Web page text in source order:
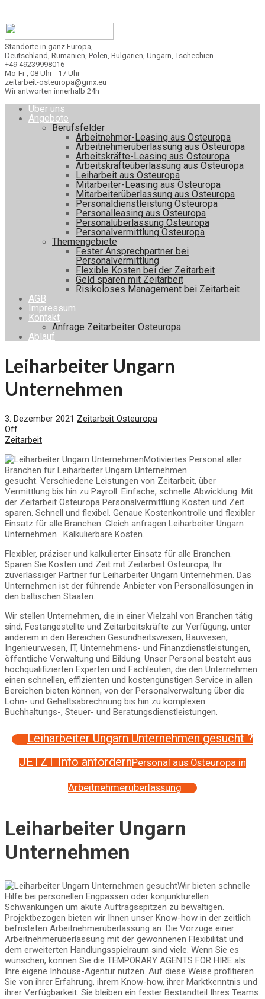
Standorte in ganz Europa,
Deutschland, Rumänien, Polen, Bulgarien, Ungarn, Tschechien
+49 49239998016
Mo-Fr , 08 Uhr - 17 Uhr
zeitarbeit-osteuropa@gmx.eu
Wir antworten innerhalb 24h
Über uns
Angebote
Berufsfelder
Arbeitnehmer-Leasing aus Osteuropa
Arbeitnehmerüberlassung aus Osteuropa
Arbeitskräfte-Leasing aus Osteuropa
Arbeitskräfteüberlassung aus Osteuropa
Leiharbeit aus Osteuropa
Mitarbeiter-Leasing aus Osteuropa
Mitarbeiterüberlassung aus Osteuropa
Personaldienstleistung Osteuropa
Personalleasing aus Osteuropa
Personalüberlassung Osteuropa
Personalvermittlung Osteuropa
Themengebiete
Fester Ansprechpartner bei
Personalvermittlung
Flexible Kosten bei der Zeitarbeit
Geld sparen mit Zeitarbeit
Risikoloses Management bei Zeitarbeit
AGB
Impressum
Kontakt
Anfrage Zeitarbeiter Osteuropa
Ablauf
Leiharbeiter Ungarn
Unternehmen
3. Dezember 2021 Zeitarbeit Osteuropa
Off
Zeitarbeit
Motiviertes Personal aller
Branchen für Leiharbeiter Ungarn Unternehmen
gesucht. Verschiedene Leistungen von Zeitarbeit, über
Vermittlung bis hin zu Payroll. Einfache, schnelle Abwicklung. Mit
der Zeitarbeit Osteuropa Personalvermittlung Kosten und Zeit
sparen. Schnell und flexibel. Genaue Kostenkontrolle und flexibler
Einsatz für alle Branchen. Gleich anfragen Leiharbeiter Ungarn
Unternehmen . Kalkulierbare Kosten.
Flexibler, präziser und kalkulierter Einsatz für alle Branchen.
Sparen Sie Kosten und Zeit mit Zeitarbeit Osteuropa, Ihr
zuverlässiger Partner für Leiharbeiter Ungarn Unternehmen. Das
Unternehmen ist der führende Anbieter von Personallösungen in
den baltischen Staaten.
Wir stellen Unternehmen, die in einer Vielzahl von Branchen tätig
sind, Festangestellte und Zeitarbeitskräfte zur Verfügung, unter
anderem in den Bereichen Gesundheitswesen, Bauwesen,
Ingenieurwesen, IT, Unternehmens- und Finanzdienstleistungen,
öffentliche Verwaltung und Bildung. Unser Personal besteht aus
hochqualifizierten Experten und Fachleuten, die den Unternehmen
einen schnellen, effizienten und kostengünstigen Service in allen
Bereichen bieten können, von der Personalverwaltung über die
Lohn- und Gehaltsabrechnung bis hin zu komplexen
Buchhaltungs-, Steuer- und Beratungsdienstleistungen.
Leiharbeiter Ungarn Unternehmen gesucht ?
JETZT Info anfordernPersonal aus Osteuropa in
Arbeitnehmerüberlassung
Leiharbeiter Ungarn
Unternehmen
Wir bieten schnelle
Hilfe bei personellen Engpässen oder konjunkturellen
Schwankungen um akute Auftragsspitzen zu bewältigen.
Projektbezogen bieten wir Ihnen unser Know-how in der zeitlich
befristeten Arbeitnehmerüberlassung an. Die Vorzüge einer
Arbeitnehmerüberlassung mit der gewonnenen Flexibilität und
dem erweiterten Handlungsspielraum sind viele. Wenn Sie es
wünschen, können Sie die TEMPORARY AGENTS FOR HIRE als
Ihre eigene Inhouse-Agentur nutzen. Auf diese Weise profitieren
Sie von ihrer Erfahrung, ihrem Know-how, ihrer Marktkenntnis und
ihrer Verfügbarkeit. Sie bleiben ein fester Bestandteil Ihres Teams.